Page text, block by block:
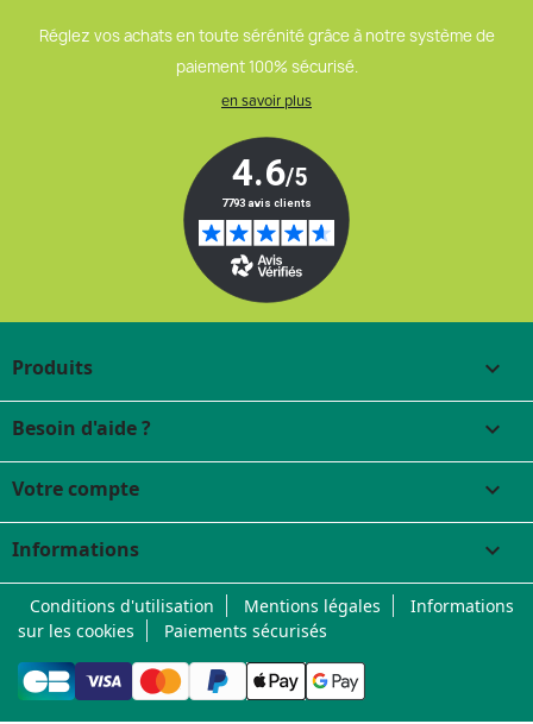
Réglez vos achats en toute sérénité grâce à notre système de
paiement 100% sécurisé.
en savoir plus
Produits 
Besoin d'aide ? 
Votre compte 
Informations keyboard_arrow_down
Conditions d'utilisation Mentions légales
Informations
sur les cookies
Paiements sécurisés